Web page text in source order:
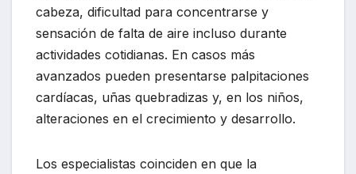
cabeza, dificultad para concentrarse y
sensación de falta de aire incluso durante
actividades cotidianas. En casos más
avanzados pueden presentarse palpitaciones
cardíacas, uñas quebradizas y, en los niños,
alteraciones en el crecimiento y desarrollo.
Los especialistas coinciden en que la